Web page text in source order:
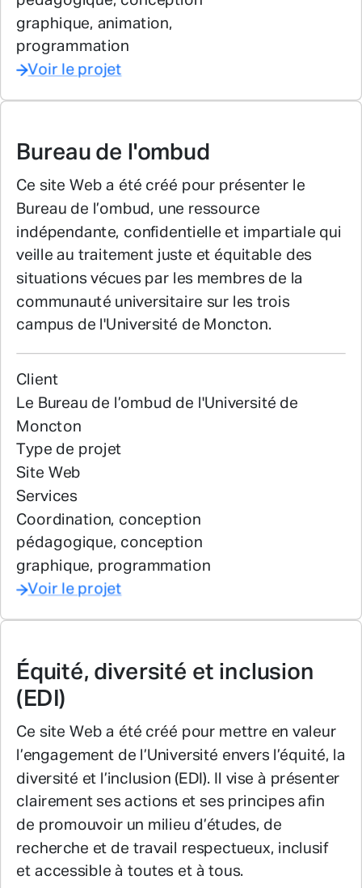
graphique, animation,
programmation
Voir le projet
Bureau de l'ombud
Ce site Web a été créé pour présenter le
Bureau de l’ombud, une ressource
indépendante, confidentielle et impartiale qui
veille au traitement juste et équitable des
situations vécues par les membres de la
communauté universitaire sur les trois
campus de l'Université de Moncton.
Client
Le Bureau de l’ombud de l'Université de
Moncton
Type de projet
Site Web
Services
Coordination, conception
pédagogique, conception
graphique, programmation
Voir le projet
Équité, diversité et inclusion
(EDI)
Ce site Web a été créé pour mettre en valeur
l’engagement de l’Université envers l’équité, la
diversité et l’inclusion (EDI). Il vise à présenter
clairement ses actions et ses principes afin
de promouvoir un milieu d’études, de
recherche et de travail respectueux, inclusif
et accessible à toutes et à tous.